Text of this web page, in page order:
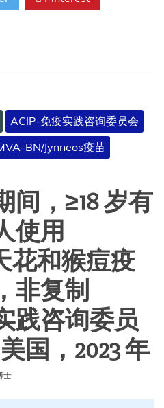
ACIP-免疫实践咨询委员会
BN/Jynneos疫苗
间，≥18 岁有
使用
花和猴痘疫
非复制
践咨询委员
国，2023 年
士